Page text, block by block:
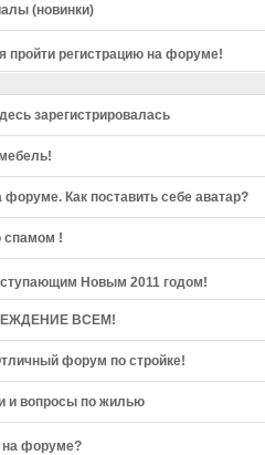
(новинки)
пройти регистрацию на форуме!
зарегистрировалась
форуме. Как поставить себе аватар?
!
Новым 2011 годом!
ВСЕМ!
форум по стройке!
и вопросы по жилью
на форуме?